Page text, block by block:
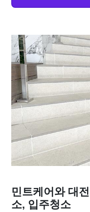
민트케어와 대
소, 입주청소